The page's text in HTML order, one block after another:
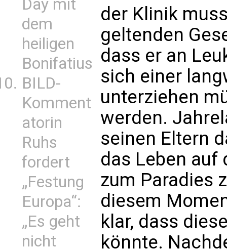
Day mit
dem
heiligen
Bonifatius
BILD-
Komment
atorin
Ruhs
fordert
„Festung
Europa“:
„Es geht
nicht
der Klinik
geltenden
dass er an
sich einer
unterziehen
werden.
seinen Eltern
das Leben auf
zum Paradies
diesem
klar, dass
könnte.